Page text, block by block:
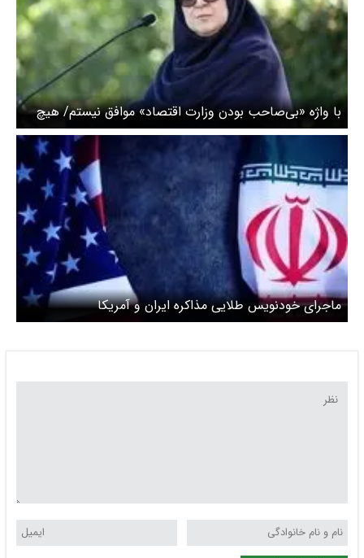
با واژه «بی‌صاحب بودن وزارت اقتصاد» موافق نیستم/ هیچ
کدام از موضوعات کشور را به مذاکرات گره نزدیم+ویدئو
ماجرای خودنویس طلایی مذاکره ایران و آمریکا